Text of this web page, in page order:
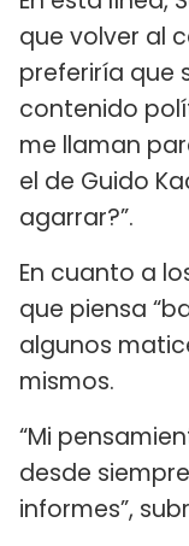
que volver al
preferiría que
contenido
me llaman
el de Guido
agarrar?”.
En cuanto a
que piensa
algunos
mismos.
“Mi
desde
informes”,